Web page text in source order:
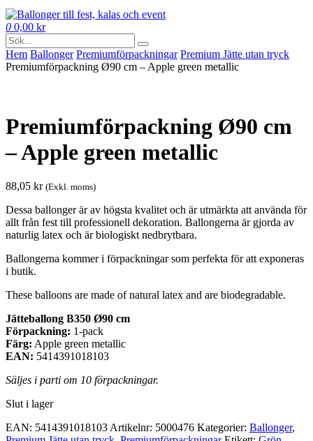
0 0,00 kr
Hem Ballonger Premium­förpackningar Premium Jätte utan tryck
Premiumförpackning Ø90 cm – Apple green metallic
Premiumförpackning Ø90 cm
– Apple green metallic
88,05 kr (Exkl. moms)
Dessa ballonger är av högsta kvalitet och är utmärkta att använda för
allt från fest till professionell dekoration. Ballongerna är gjorda av
naturlig latex och är biologiskt nedbrytbara.
Ballongerna kommer i förpackningar som perfekta för att exponeras
i butik.
These balloons are made of natural latex and are biodegradable.
Jätteballong B350 Ø90 cm
Förpackning: 1-pack
Färg: Apple green metallic
EAN: 5414391018103
Säljes i parti om 10 förpackningar.
Slut i lager
EAN: 5414391018103 Artikelnr: 5000476 Kategorier: Ballonger,